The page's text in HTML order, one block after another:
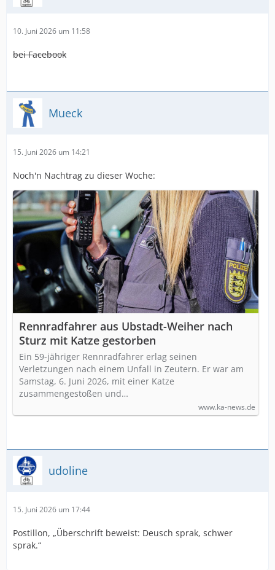
10. Juni 2026 um 11:58
bei Facebook
Mueck
15. Juni 2026 um 14:21
Noch'n Nachtrag zu dieser Woche:
Rennradfahrer aus Ubstadt-Weiher nach
Sturz mit Katze gestorben
Ein 59-jähriger Rennradfahrer erlag seinen
Verletzungen nach einem Unfall in Zeutern. Er war am
Samstag, 6. Juni 2026, mit einer Katze
zusammengestoßen und…
www.ka-news.de
udoline
15. Juni 2026 um 17:44
Postillon, „Überschrift beweist: Deusch sprak, schwer
sprak.“